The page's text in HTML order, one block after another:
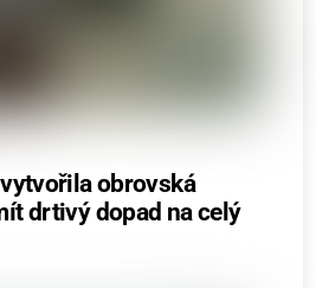
obrovská
drtivý dopad na celý